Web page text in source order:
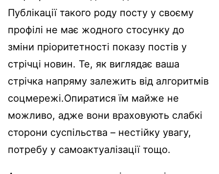
Публікації такого роду посту у своєму
профілі не має жодного стосунку до
зміни пріоритетності показу постів у
стрічці новин. Те, як виглядає ваша
стрічка напряму залежить від алгоритмів
соцмережі.Опиратися їм майже не
можливо, адже вони враховують слабкі
сторони суспільства – нестійку увагу,
потребу у самоактуалізації тощо.